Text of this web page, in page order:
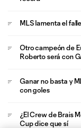
MLS lamenta el
Otro campeón de
Roberto será con
Ganar no basta y
con goles
¿El Crew de Brais
Cup dice que sí